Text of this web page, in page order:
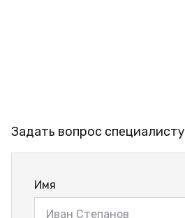
Задать вопрос специалисту
Имя